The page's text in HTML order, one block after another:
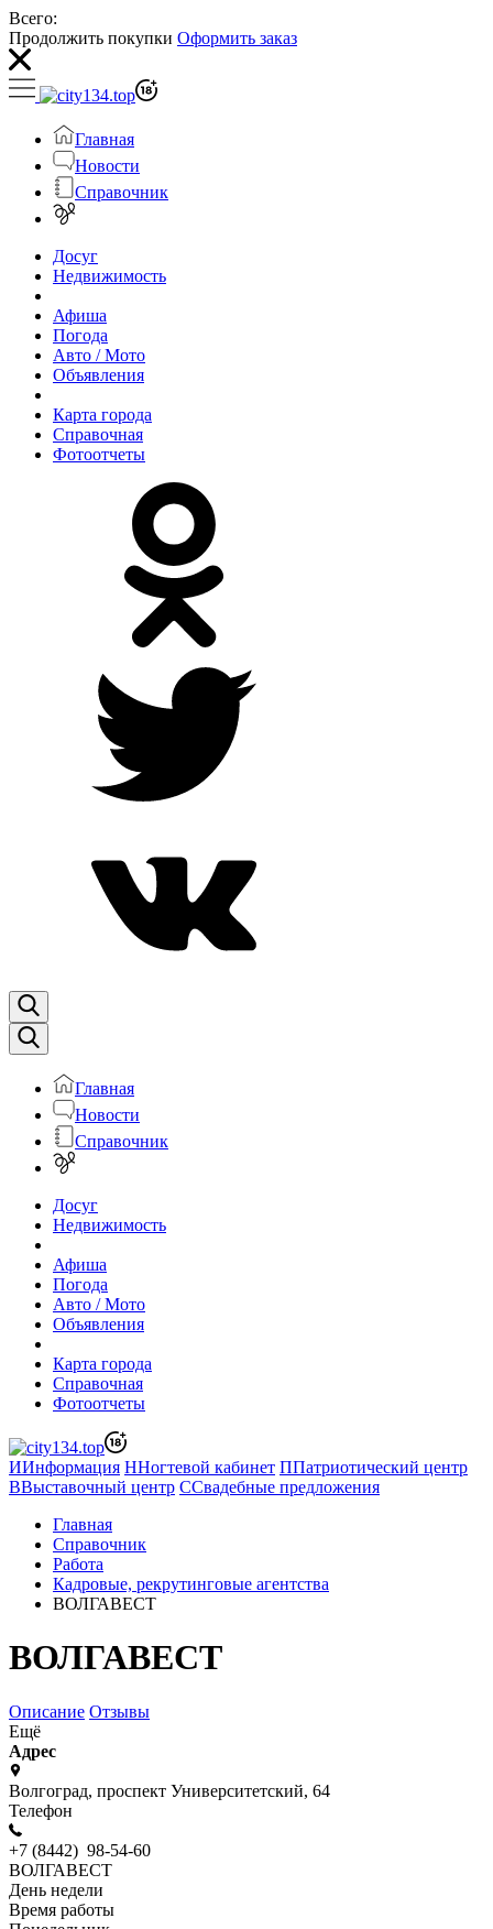
Всего:
Продолжить покупки Оформить заказ
Главная
Новости
Справочник
Досуг
Недвижимость
Афиша
Погода
Авто / Мото
Объявления
Карта города
Справочная
Фотоотчеты
Главная
Новости
Справочник
Досуг
Недвижимость
Афиша
Погода
Авто / Мото
Объявления
Карта города
Справочная
Фотоотчеты
ИИнформация ННогтевой кабинет ППатриотический центр
ВВыставочный центр ССвадебные предложения
Главная
Справочник
Работа
Кадровые, рекрутинговые агентства
ВОЛГАВЕСТ
ВОЛГАВЕСТ
Описание Отзывы
Ещё
Адрес
Волгоград, проспект Университетский, 64
Телефон
+7 (8442) 98-54-60
ВОЛГАВЕСТ
День недели
Время работы